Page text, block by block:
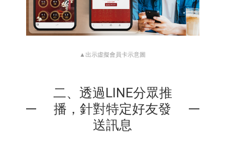
▲出示虛擬會員卡示意圖
二、透過LINE分眾推
播，針對特定好友發
送訊息